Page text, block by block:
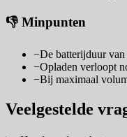
👎 Minpunten
−De batterijduur van
−Opladen verloopt
−Bij maximaal
Veelgestelde